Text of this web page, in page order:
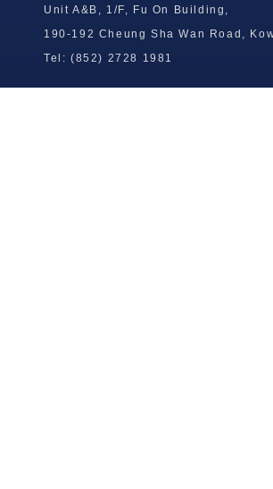
Unit A&B, 1/F, Fu On Building,
190-192 Cheung Sha Wan Road,
Tel: (852) 2728 1981